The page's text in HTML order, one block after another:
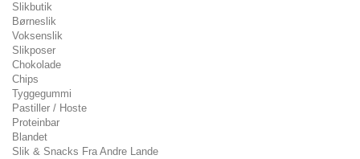
Slikbutik
Børneslik
Voksenslik
Slikposer
Chokolade
Chips
Tyggegummi
Pastiller / Hoste
Proteinbar
Blandet
Slik & Snacks Fra Andre Lande